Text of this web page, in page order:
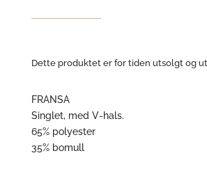
Dette produktet er for tiden utsolgt og
FRANSA
Singlet, med V-hals.
65% polyester
35% bomull